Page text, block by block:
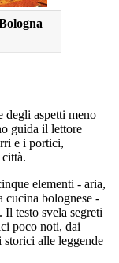
degli aspetti meno
guida il lettore
e i portici,
elementi - aria,
cucina bolognese -
testo svela segreti
poco noti, dai
storici alle leggende